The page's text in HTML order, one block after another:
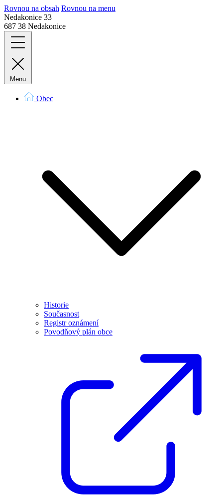
Rovnou na obsah Rovnou na menu
Nedakonice 33
687 38 Nedakonice
Menu
Obec
Historie
Současnost
Registr oznámení
Povodňový plán obce